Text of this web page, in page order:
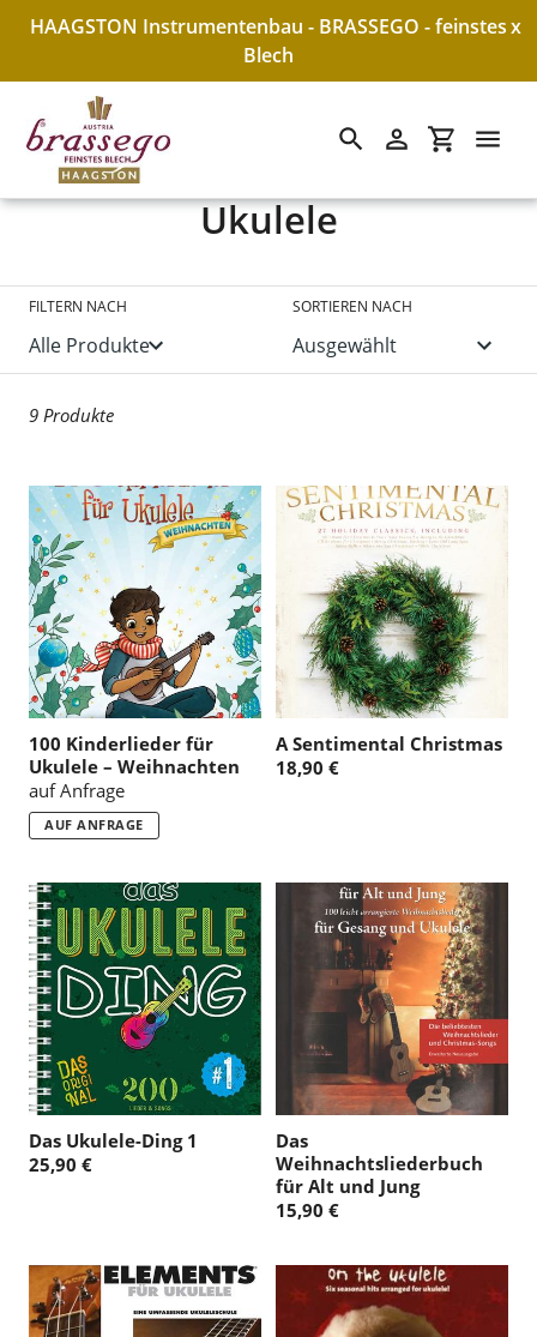
Direkt
HAAGSTON Instrumentenbau - BRASSEGO - feinstes
Blech
x
SuchenEinloggen
S
n
g
:
Ukulele
FILTERN NACH SORTIEREN NACH
9 Produkte
100 Kinderlieder für
Ukulele – Weihnachten
auf Anfrage
AUF ANFRAGE
A Sentimental Christmas
18,90 €
Das Ukulele-Ding 1
25,90 €
Das
Weihnachtsliederbuch
für Alt und Jung
15,90 €